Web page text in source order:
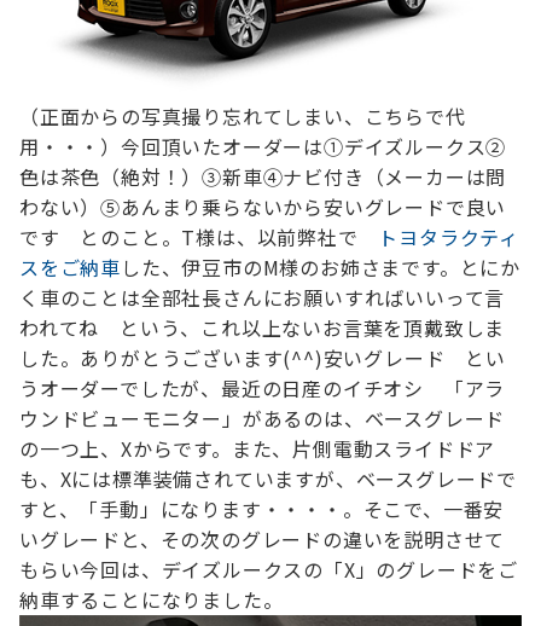
（正面からの写真撮り忘れてしまい、こちらで代
用・・・） 今回頂いたオーダーは①デイズルークス②
色は茶色（絶対！）③新車④ナビ付き（メーカーは問
わない）⑤あんまり乗らないから安いグレードで良い
です とのこと。 T様は、以前弊社で
トヨタラクティ
スをご納車した、伊豆市のM様のお姉さまです。 とにか
く車のことは全部社長さんにお願いすればいいって言
われてね という、これ以上ないお言葉を頂戴致しま
した。ありがとうございます(^^)安いグレード とい
うオーダーでしたが、最近の日産のイチオシ 「アラ
ウンドビューモニター」 があるのは、ベースグレード
の一つ上、Xからです。 また、片側電動スライドドア
も、Xには標準装備されていますが、 ベースグレードで
すと、「手動」になります・・・・。 そこで、一番安
いグレードと、その次のグレードの違いを説明させて
もらい今回は、デイズルークスの「X」のグレードをご
納車することになりました。